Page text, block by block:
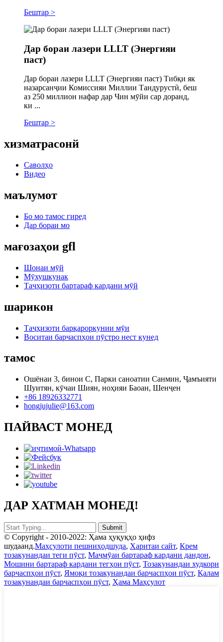
Бештар >
Дар бораи лазери LLLT (Энергияи
паст)
Дар бораи лазери LLLT (Энергияи паст) Тибқи як
назарсанҷии Комиссияи Миллии Тандурустӣ, беш
аз 250 миллион нафар дар Чин мӯйи сар доранд,
ки ...
Бештар >
хизматрасонй
Саволҳо
Видео
маълумот
Бо мо тамос гиред
Дар бораи мо
мағозаҳои gfl
Шонаи мӯй
Мӯхушкунак
Таҷҳизоти бартараф кардани мӯй
шарикон
Таҷҳизоти барқароркунии мӯи
Воситаи барчаспҳои пӯстро нест кунед
тамос
Ошёнаи 3, бинои C, Парки саноатии Санмин, Ҷамъияти
Шуитян, кӯчаи Шиян, ноҳияи Баоан, Шенҷен
+86 18926332771
hongjujulie@163.com
ПАЙВАСТ МОНЕД
ДАР ХАТМАН МОНЕД!
© Copyright - 2010-2022: Ҳама ҳуқуқҳо ҳифз
шудаанд.Маҳсулоти пешниҳодшуда, Харитаи сайт, Крем
тозакунандаи теги пӯст, Маҷмӯаи бартараф кардани дандон,
Мошини бартараф кардани тегҳои пӯст, Тозакунандаи худкори
барчаспҳои пӯст, Ямоқи тозакунандаи барчаспҳои пӯст, Қалам
тозакунандаи барчаспҳои пӯст, Ҳама Маҳсулот